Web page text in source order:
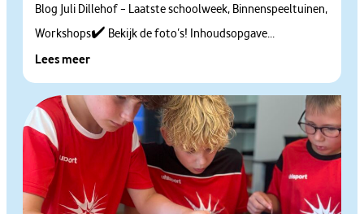
Blog Juli Dillehof – Laatste schoolweek, Binnenspeeltuinen,
Workshops✔️ Bekijk de foto’s! Inhoudsopgave...
Lees meer